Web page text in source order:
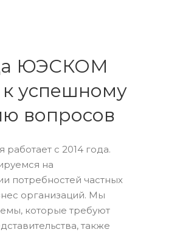
ЮЭСКОМ
успешному
вопросов
с 2014 года.
на
потребностей частных
организаций. Мы
которые требуют
также